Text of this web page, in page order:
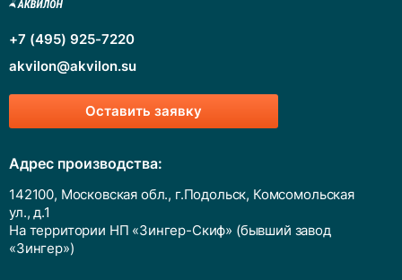
Оставить заявку
+7 (495) 925-7220
akvilon@akvilon.su
Адрес производства:
142100, Московская обл., г.Подольск, Комсомольская
ул., д.1
На территории НП «Зингер-Скиф» (бывший завод
«Зингер»)